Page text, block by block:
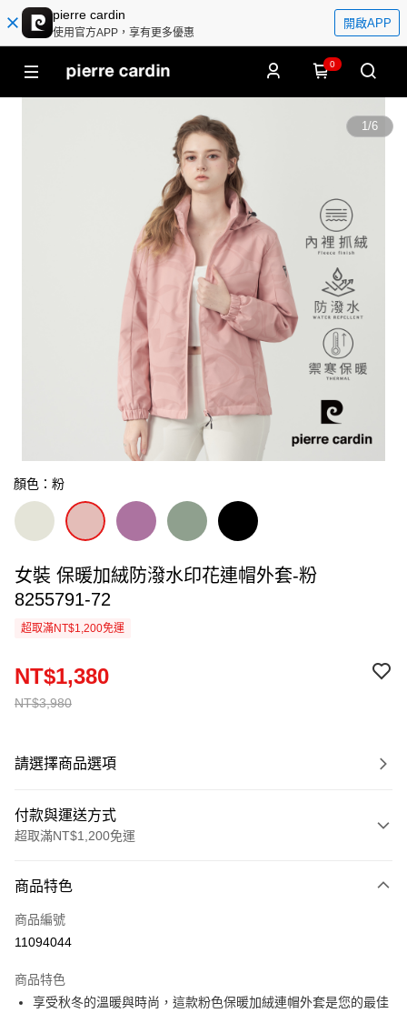
pierre cardin
使用官方APP，享有更多優惠
開啟APP
0
1/6
顏色：粉
女裝 保暖加絨防潑水印花連帽外套-粉
8255791-72
超取滿NT$1,200免運
NT$3,980
NT$1,380
請選擇商品選項
付款與運送方式
超取滿NT$1,200免運
信用卡一次付款
超商取貨付款
Apple Pay
商品特色
商品編號
11094044
商品特色
享受秋冬的溫暖與時尚，這款粉色保暖加絨連帽外套是您的最佳